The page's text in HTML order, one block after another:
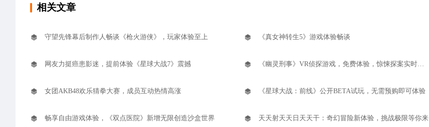
相关文章
守望先锋幕后制作人畅谈《枪火游侠》，玩家体验至上 《真女神转生5》游戏体验畅谈
网友力挺癌患影迷，提前体验《星球大战7》震撼 《幽灵刑事》VR侦探游戏，免费体验，惊悚探案实时呈现
女团AKB48欢乐猜拳大赛，成员互动热情高涨 《星球大战：前线》公开BETA试玩，无需预购即可体验
畅享自由游戏体验，《双点医院》新增无限创造沙盒世界 天天射天天日天天干：奇幻冒险新体验，挑战极限等你来